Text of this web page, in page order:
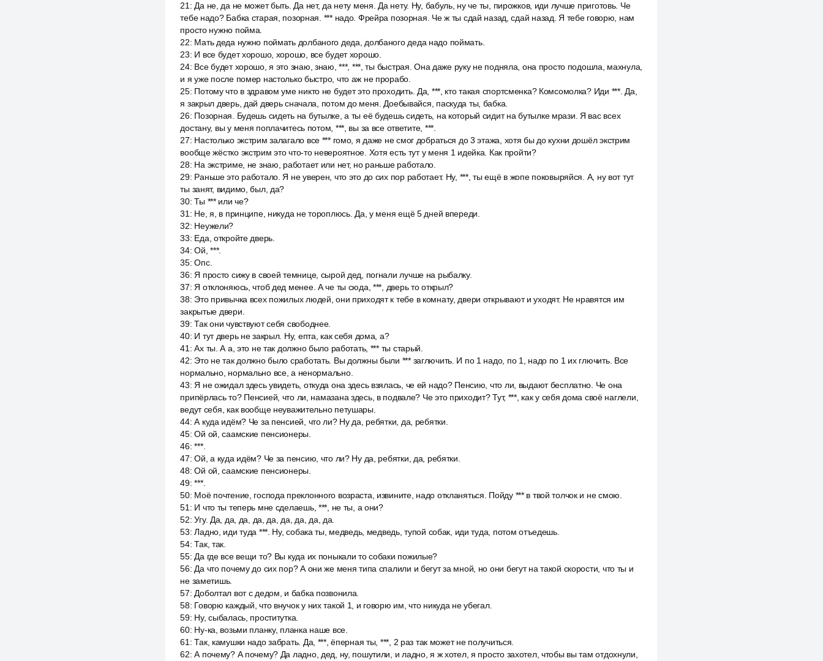
21 : Да не, да не может быть. Да нет, да нету меня. Да нету. Ну, бабуль, ну че ты, пирожков, иди лучше приготовь. Че
тебе надо? Бабка старая, позорная. *** надо. Фрейра позорная. Че ж ты сдай назад, сдай назад. Я тебе говорю, нам
просто нужно пойма.
22: Мать деда нужно поймать долбаного деда, долбаного деда надо поймать.
23: И все будет хорошо, хорошо, все будет хорошо.
24: Все будет хорошо, я это знаю, знаю, ***, ***, ты быстрая. Она даже руку не подняла, она просто подошла, махнула,
и я уже после помер настолько быстро, что аж не прорабо.
25: Потому что в здравом уме никто не будет это проходить. Да, ***, кто такая спортсменка? Комсомолка? Иди ***. Да,
я закрыл дверь, дай дверь сначала, потом до меня. Доебывайся, паскуда ты, бабка.
26: Позорная. Будешь сидеть на бутылке, а ты её будешь сидеть, на который сидит на бутылке мрази. Я вас всех
достану, вы у меня поплачитесь потом, ***, вы за все ответите, ***.
27: Настолько экстрим залагало все *** гомо, я даже не смог добраться до 3 этажа, хотя бы до кухни дошёл экстрим
вообще жёстко экстрим это что-то невероятное. Хотя есть тут у меня 1 идейка. Как пройти?
28: На экстриме, не знаю, работает или нет, но раньше работало.
29: Раньше это работало. Я не уверен, что это до сих пор работает. Ну, ***, ты ещё в жопе поковыряйся. А, ну вот тут
ты занят, видимо, был, да?
30:Ты *** или че?
31 : Не, я, в принципе, никуда не тороплюсь. Да, у меня ещё 5 дней впереди.
32: Неужели?
33: Еда, откройте дверь.
34:Ой, ***.
35:Опс.
36: Я просто сижу в своей темнице, сырой дед, погнали лучше на рыбалку.
37: Я отклоняюсь, чтоб дед менее. А че ты сюда, ***, дверь то открыл?
38: Это привычка всех пожилых людей, они приходят к тебе в комнату, двери открывают и уходят. Не нравятся им
закрытые двери.
39:Так они чувствуют себя свободнее.
40: И тут дверь не закрыл. Ну, епта, как себя дома, а?
41 :Ах ты. А а, это не так должно было работать, *** ты старый.
42: Это не так должно было сработать. Вы должны были *** заглючить. И по 1 надо, по 1, надо по 1 их глючить. Все
нормально, нормально все, а ненормально.
43: Я не ожидал здесь увидеть, откуда она здесь взялась, че ей надо? Пенсию, что ли, выдают бесплатно. Че она
припёрлась то? Пенсией, что ли, намазана здесь, в подвале? Че это приходит? Тут, ***, как у себя дома своё наглели,
ведут себя, как вообще неуважительно петушары.
44:А куда идём? Че за пенсией, что ли? Ну да, ребятки, да, ребятки.
45:Ой ой, саамские пенсионеры.
46:***.
47:Ой, а куда идём? Че за пенсию, что ли? Ну да, ребятки, да, ребятки.
48:Ой ой, саамские пенсионеры.
49:***.
50: Моё почтение, господа преклонного возраста, извините, надо откланяться. Пойду *** в твой толчок и не смою.
51 : И что ты теперь мне сделаешь, ***, не ты, а они?
52:Угу. Да, да, да, да, да, да, да, да, да.
53:Ладно, иди туда ***. Ну, собака ты, медведь, медведь, тупой собак, иди туда, потом отъедешь.
54:Так, так.
55: Да где все вещи то? Вы куда их поныкали то собаки пожилые?
56: Да что почему до сих пор? А они же меня типа спалили и бегут за мной, но они бегут на такой скорости, что ты и
не заметишь.
57: Доболтал вот с дедом, и бабка позвонила.
58: Говорю каждый, что внучок у них такой 1, и говорю им, что никуда не убегал.
59: Ну, сыбалась, проститутка.
60: Ну-ка, возьми планку, планка наше все.
61 :Так, камушки надо забрать. Да, ***, ёперная ты, ***, 2 раз так может не получиться.
62:А почему? А почему? Да ладно, дед, ну, пошутили, и ладно, я ж хотел, я просто захотел, чтобы вы там отдохнули,